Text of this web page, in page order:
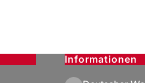
Informationen